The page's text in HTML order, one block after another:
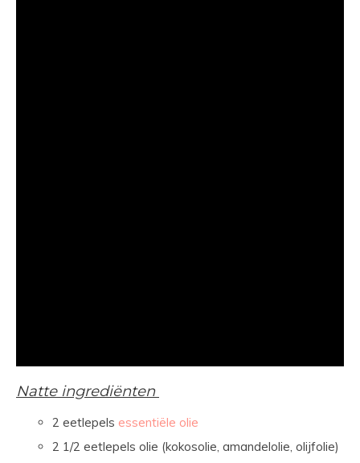
Natte ingrediënten
2 eetlepels essentiële olie
2 1/2 eetlepels olie (kokosolie, amandelolie, olijfolie)